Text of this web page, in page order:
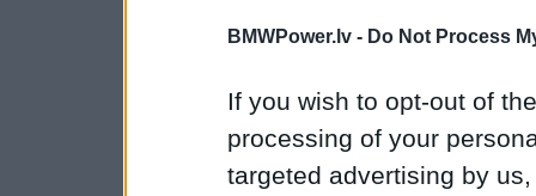
BMWPower.lv - Do Not Process
If you wish to opt-out of
processing of your
targeted advertising by